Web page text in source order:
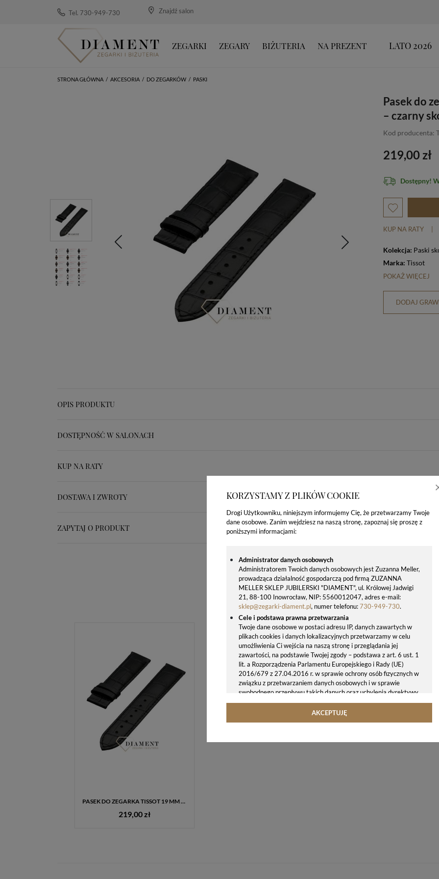
KORZYSTAMY Z PLIKÓW COOKIE
Drogi Użytkowniku, niniejszym informujemy Cię, że przetwarzamy Twoje
dane osobowe. Zanim wejdziesz na naszą stronę, zapoznaj się proszę z
poniższymi informacjami:
Administrator danych osobowych
Administratorem Twoich danych osobowych jest Zuzanna Meller,
prowadząca działalność gospodarczą pod firmą ZUZANNA
MELLER SKLEP JUBILERSKI "DIAMENT", ul. Królowej Jadwigi
21, 88-100 Inowrocław, NIP: 5560012047, adres e-mail:
sklep@zegarki-diament.pl, numer telefonu:730-949-730.
Cele i podstawa prawna przetwarzania
Twoje dane osobowe w postaci adresu IP, danych zawartych w
plikach cookies i danych lokalizacyjnych przetwarzamy w celu
umożliwienia Ci wejścia na naszą stronę i przeglądania jej
zawartości, na podstawie Twojej zgody – podstawa z art. 6 ust. 1
lit. a Rozporządzenia Parlamentu Europejskiego i Rady (UE)
2016/679 z 27.04.2016 r. w sprawie ochrony osób fizycznych w
związku z przetwarzaniem danych osobowych i w sprawie
swobodnego przepływu takich danych oraz uchylenia dyrektywy
95/46/WE (ogólne rozporządzenie o ochronie danych, tj. RODO).
Twoje dane osobowe możemy udostępniać hostingodawcy. Takie
zgodnie z naszymi poleceniami. Przekazujemy Twoje dane poza
AKCEPTUJĘ
Tel. 730-949-730 Znajdź salon
ZEGARKI ZEGARY BIŻUTERIA NA PREZENT LATO 2026
STRONA GŁÓWNA / AKCESORIA / DO ZEGARKÓW / PASKI
Pasek do
– czarny
Kod producenta:
219,00 zł
Dostępny!
KUP NA RATY
Kolekcja: Paski
Marka: Tissot
POKAŻ WIĘCEJ
DODAJ
OPIS PRODUKTU
DOSTĘPNOŚĆ W SALONACH
KUP NA RATY
DOSTAWA I ZWROTY
ZAPYTAJ O PRODUKT
OSTATNIO OGLĄDANE PRODUKTY
PASEK DO ZEGARKA TISSOT 19 MM T610014581 – CZARNY SKÓRZANY, ORYGINALNY
219,00 zł